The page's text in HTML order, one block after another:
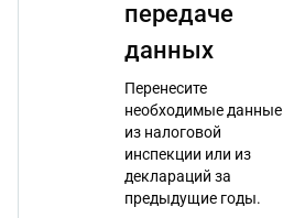
передаче
данных
Перенесите
необходимые данные
из налоговой
инспекции или из
деклараций за
предыдущие годы.